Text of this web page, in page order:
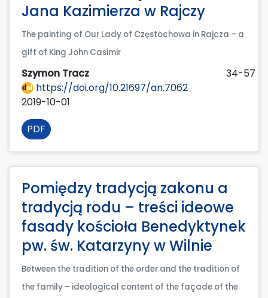
Jana Kazimierza w Rajczy
The painting of Our Lady of Częstochowa in Rajcza – a
gift of King John Casimir
Szymon Tracz
34-57
https://doi.org/10.21697/an.7062
2019-10-01
PDF
Pomiędzy tradycją zakonu a
tradycją rodu – treści ideowe
fasady kościoła Benedyktynek
pw. św. Katarzyny w Wilnie
Between the tradition of the order and the tradition of
the family – ideological content of the façade of the